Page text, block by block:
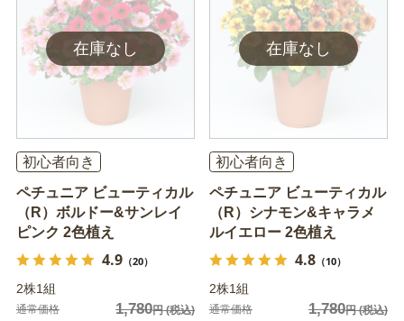
初心者向き
ペチュニア ビューティカル
（R）ボルドー&サンレイ
ピンク 2色植え
4.9（20）
2株1組
通常価格 1,780円(税込)
初心者向き
ペチュニア ビューティカル
（R）シナモン&キャラメ
ルイエロー 2色植え
4.8（10）
2株1組
通常価格 1,780円(税込)